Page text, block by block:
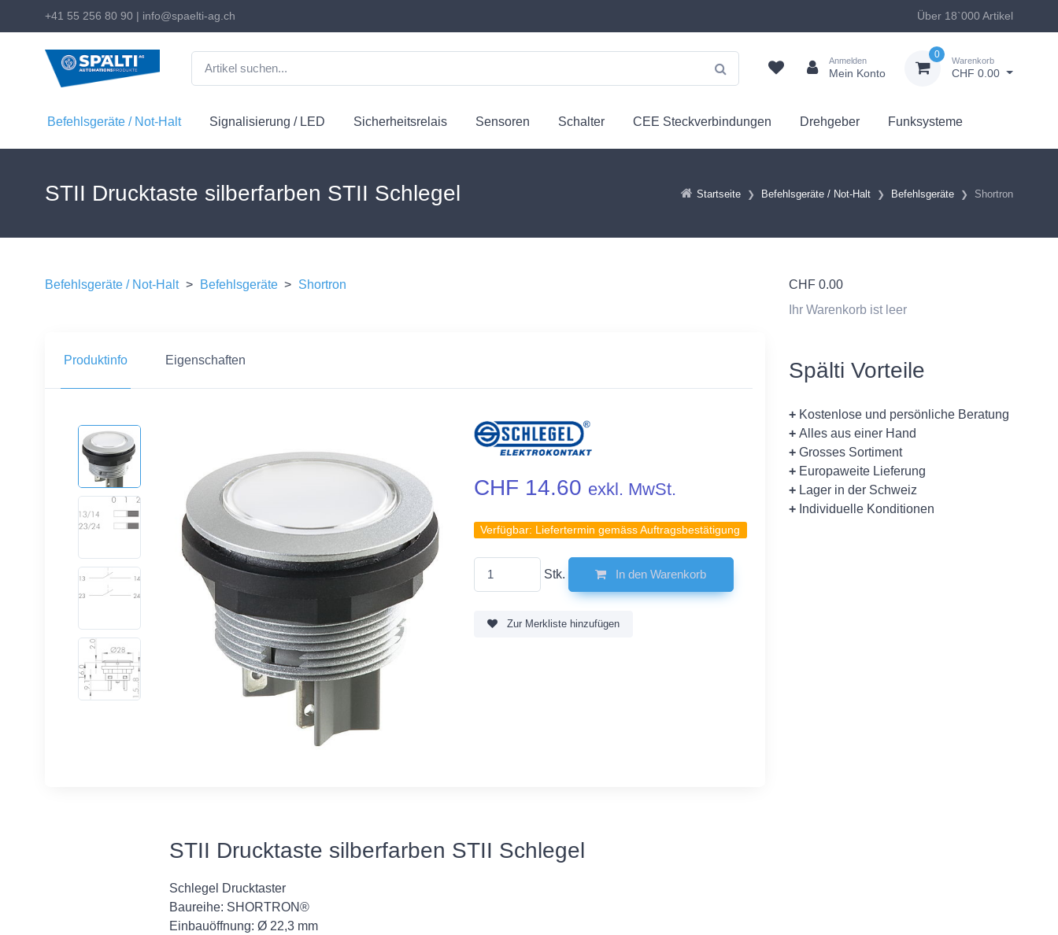
+41 55 256 80 90 | info@spaelti-ag.ch Über 18`000 Artikel
Anmelden
Mein Konto
0
Warenkorb
CHF 0.00
Befehlsgeräte / Not-Halt Signalisierung / LED Sicherheitsrelais Sensoren Schalter CEE Steckverbindungen Drehgeber Funksysteme
Startseite Befehlsgeräte / Not-Halt Befehlsgeräte Shortron
STII Drucktaste silberfarben STII Schlegel
Befehlsgeräte / Not-Halt > Befehlsgeräte > Shortron
Produktinfo Eigenschaften
CHF 14.60 exkl. MwSt.
Verfügbar: Liefertermin gemäss Auftragsbestätigung
Stk. In den Warenkorb
Zur Merkliste hinzufügen
STII Drucktaste silberfarben STII Schlegel
Schlegel Drucktaster
Baureihe: SHORTRON®
Einbauöffnung: Ø 22,3 mm
CHF 0.00
Ihr Warenkorb ist leer
Spälti Vorteile
+ Kostenlose und persönliche Beratung
+ Alles aus einer Hand
+ Grosses Sortiment
+ Europaweite Lieferung
+ Lager in der Schweiz
+ Individuelle Konditionen